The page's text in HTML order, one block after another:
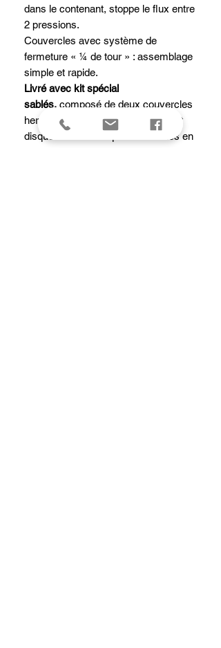
dans le contenant, stoppe le flux entre
2 pressions.
Couvercles avec système de
fermeture « ¼ de tour » : assemblage
simple et rapide.
Livré avec kit spécial
sablés, composé de deux couvercles
hermétiques, d'un bouchon/support
disque et de 13 disques amovibles en